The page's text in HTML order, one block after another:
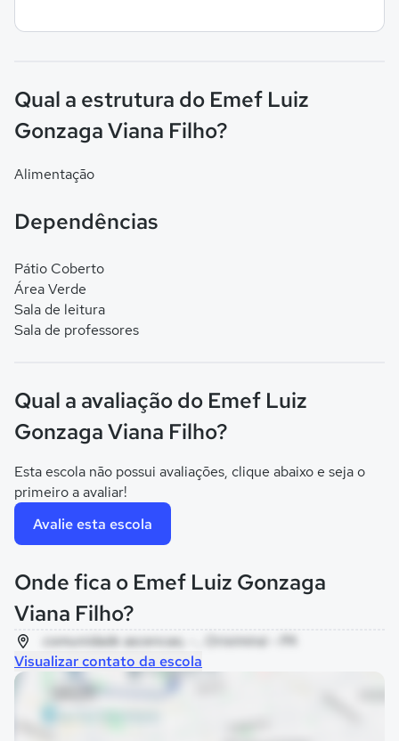
Qual a estrutura do Emef Luiz
Gonzaga Viana Filho?
Alimentação
Dependências
Pátio Coberto
Área Verde
Sala de leitura
Sala de professores
Qual a avaliação do Emef Luiz
Gonzaga Viana Filho?
Esta escola não possui avaliações, clique abaixo e seja o
primeiro a avaliar!
Avalie esta escola
Onde fica o Emef Luiz Gonzaga
Viana Filho?
comunidade ascencao, - , Oriximiná - PA
Visualizar contato da escola